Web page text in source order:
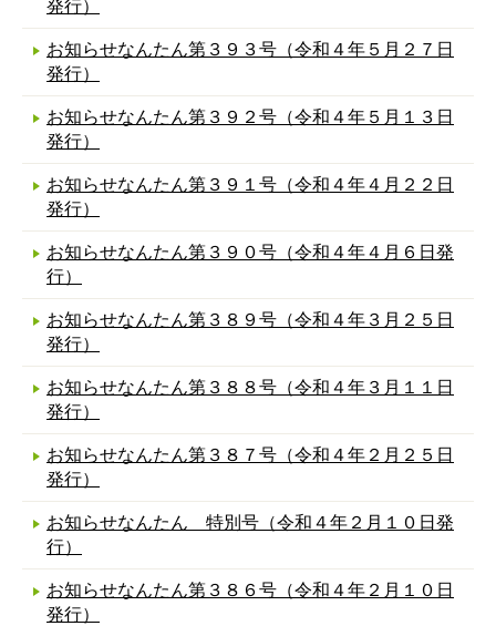
発行）
お知らせなんたん第３９３号（令和４年５月２７日
発行）
お知らせなんたん第３９２号（令和４年５月１３日
発行）
お知らせなんたん第３９１号（令和４年４月２２日
発行）
お知らせなんたん第３９０号（令和４年４月６日発
行）
お知らせなんたん第３８９号（令和４年３月２５日
発行）
お知らせなんたん第３８８号（令和４年３月１１日
発行）
お知らせなんたん第３８７号（令和４年２月２５日
発行）
お知らせなんたん 特別号（令和４年２月１０日発
行）
お知らせなんたん第３８６号（令和４年２月１０日
発行）